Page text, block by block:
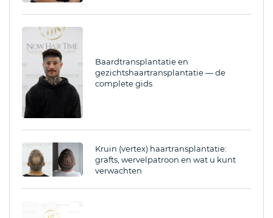
Baardtransplantatie en
gezichtshaartransplantatie — de
complete gids
Kruin (vertex) haartransplantatie:
grafts, wervelpatroon en wat u kunt
verwachten